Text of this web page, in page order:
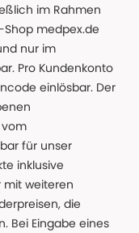
im Rahmen
medpex.de
nur im
Pro Kundenkonto
einlösbar. Der
für unser
inklusive
mit weiteren
die
Bei Eingabe eines